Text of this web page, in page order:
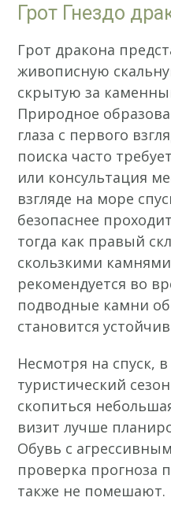
Грот Гнездо
Грот дракона
живописную
скрытую за
Природное
глаза с первого
поиска часто
или консультация
взгляде на море
безопаснее
тогда как правый
скользкими
рекомендуется во
подводные камни
становится
Несмотря на спуск,
туристический
скопиться
визит лучше
Обувь с
проверка прогноза
также не помешают.